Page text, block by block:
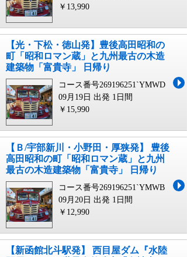
￥13,990
【光・下松・徳山発】豊後高田昭和の
町「昭和ロマン蔵」と九州最古の木造
建築物「富貴寺」 日帰り
コース番号269196251`YMWD
09月19日 出発 1日間
￥15,990
【Ｂ/宇部新川・小野田・厚狭発】 豊後
高田昭和の町「昭和ロマン蔵」と九州
最古の木造建築物「富貴寺」 日帰り
コース番号269196251`YMWB
09月20日 出発 1日間
￥12,990
【新函館北斗駅発】 西目屋ダム『水陸